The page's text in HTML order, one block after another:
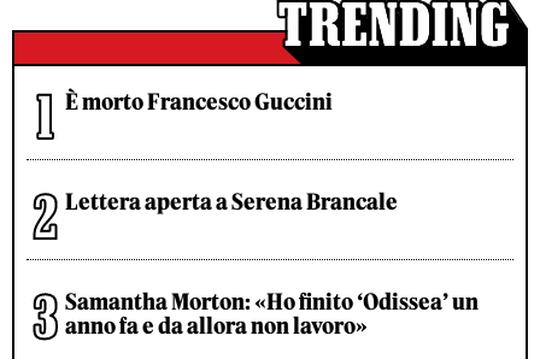
È morto Francesco Guccini
Lettera aperta a Serena Brancale
Samantha Morton: «Ho finito ‘Odissea’ un
anno fa e da allora non lavoro»